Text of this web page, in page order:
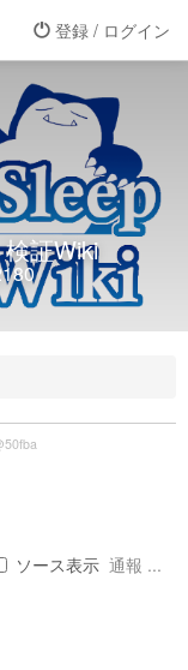
登録 / ログイン
証Wiki
ソース表示 通報 ...